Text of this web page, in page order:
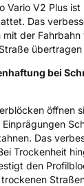
Vario V2 Plus ist
Das
mit der
bei
öffnen
Das
Trockenheit
den